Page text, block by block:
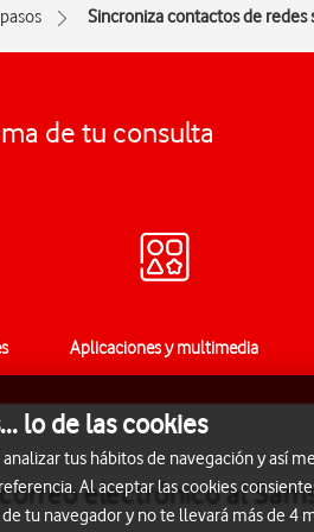
Sincroniza contactos de
de tu consulta
Aplicaciones y multimedia
electrónico al
lo de las cookies
tus hábitos de navegación y así
Al aceptar las cookies
tu navegador y no te llevará más de 4